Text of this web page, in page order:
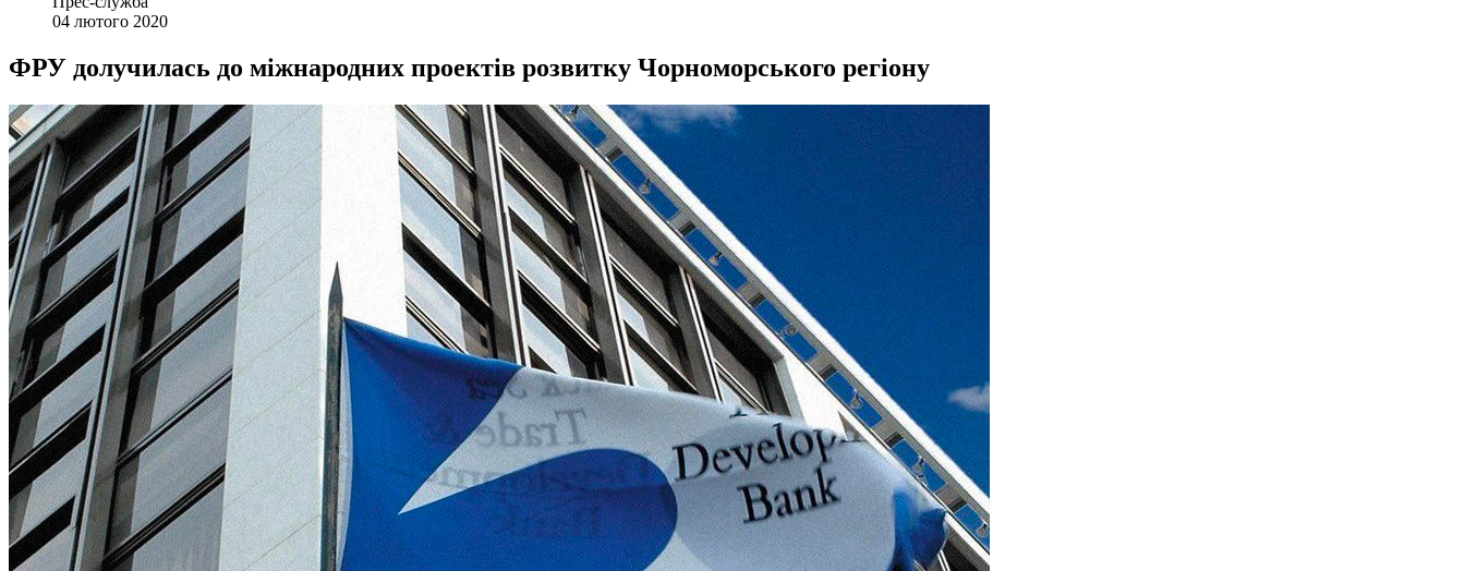
04 лютого 2020
ФРУ долучилась до міжнародних проектів розвитку Чорноморського регіону